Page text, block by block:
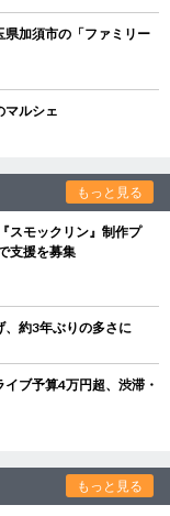
加須市の「ファミリー
マルシェ
もっと見る
スモックリン』制作プ
支援を募集
約3年ぶりの多さに
ブ予算4万円超、渋滞・
もっと見る